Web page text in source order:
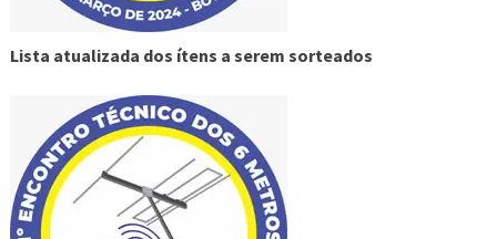
Lista atualizada dos ítens a serem sorteados